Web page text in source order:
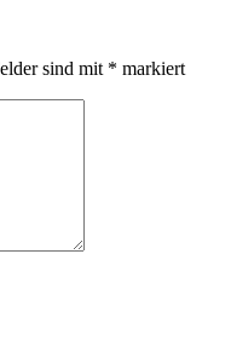
sind mit * markiert